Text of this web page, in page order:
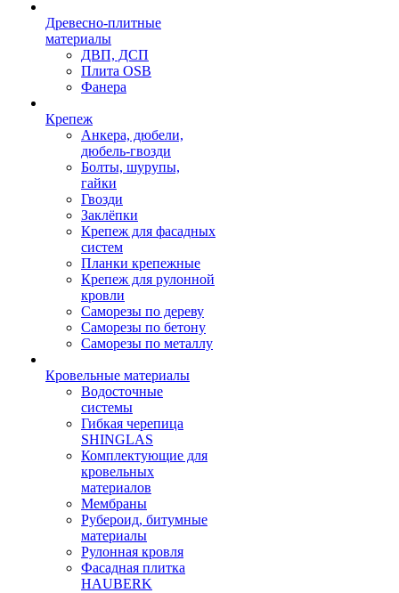
Древесно-плитные
материалы
ДВП, ДСП
Плита OSB
Фанера
Крепеж
Анкера, дюбели,
дюбель-гвозди
Болты, шурупы,
гайки
Гвозди
Заклёпки
Крепеж для фасадных
систем
Планки крепежные
Крепеж для рулонной
кровли
Саморезы по дереву
Саморезы по бетону
Саморезы по металлу
Кровельные материалы
Водосточные
системы
Гибкая черепица
SHINGLAS
Комплектующие для
кровельных
материалов
Мембраны
Рубероид, битумные
материалы
Рулонная кровля
Фасадная плитка
HAUBERK